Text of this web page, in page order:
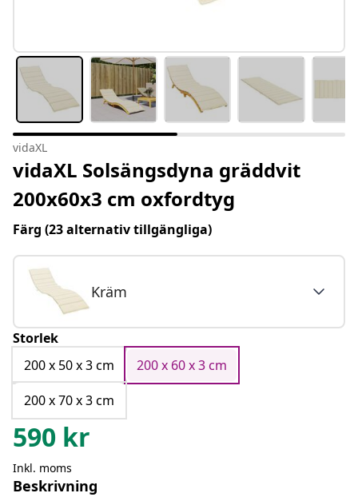
vidaXL
vidaXL Solsängsdyna gräddvit
200x60x3 cm oxfordtyg
Färg (23 alternativ tillgängliga)
Kräm
Storlek
200 x 50 x 3 cm
200 x 60 x 3 cm
200 x 70 x 3 cm
590 kr
Inkl. moms
Beskrivning